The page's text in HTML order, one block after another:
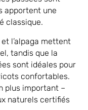
apportent une
classique.
l’alpaga mettent
tandis que la
sont idéales pour
confortables.
plus important –
naturels certifiés